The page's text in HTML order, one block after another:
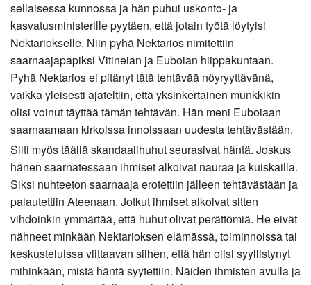
sellaisessa kunnossa ja hän puhui uskonto- ja
kasvatusministerille pyytäen, että jotain työtä löytyisi
Nektariokselle. Niin pyhä Nektarios nimitettiin
saarnaajapapiksi Vitineian ja Euboian hiippakuntaan.
Pyhä Nektarios ei pitänyt tätä tehtävää nöyryyttävänä,
vaikka yleisesti ajateltiin, että yksinkertainen munkkikin
olisi voinut täyttää tämän tehtävän. Hän meni Euboiaan
saarnaamaan kirkoissa innoissaan uudesta tehtävästään.
Silti myös täällä skandaalihuhut seurasivat häntä. Joskus
hänen saarnatessaan ihmiset alkoivat nauraa ja kuiskailla.
Siksi nuhteeton saarnaaja erotettiin jälleen tehtävästään ja
palautettiin Ateenaan. Jotkut ihmiset alkoivat sitten
vihdoinkin ymmärtää, että huhut olivat perättömiä. He eivät
nähneet minkään Nektarioksen elämässä, toiminnoissa tai
keskusteluissa viittaavan siihen, että hän olisi syyllistynyt
mihinkään, mistä häntä syytettiin. Näiden ihmisten avulla ja